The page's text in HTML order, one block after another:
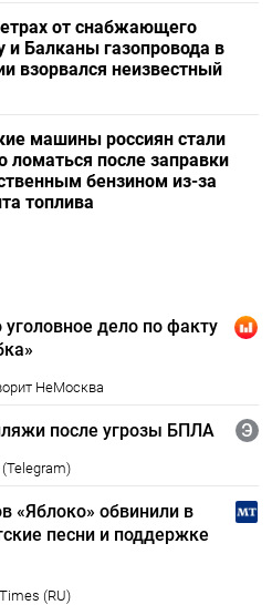
от снабжающего
и Балканы газопровода в
взорвался неизвестный
машины россиян стали
ломаться после заправки
бензином из-за
топлива